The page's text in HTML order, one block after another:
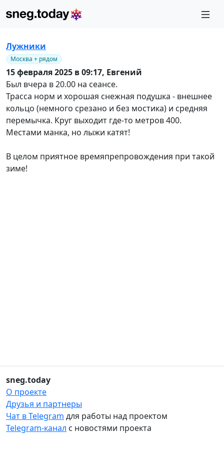
Лужники
Москва + рядом
15 февраля 2025 в 09:17, Евгений
Был вчера в 20.00 на сеансе.
Трасса норм и хорошая снежная подушка - внешнее
кольцо (немного срезано и без мостика) и средняя
перемычка. Круг выходит где-то метров 400.
Местами манка, но лыжи катят!
В целом приятное времяпрепровождения при такой
зиме!
sneg.today
О проекте
Друзья и партнеры
Чат в Telegram для работы над проектом
Telegram-канал с новостями проекта